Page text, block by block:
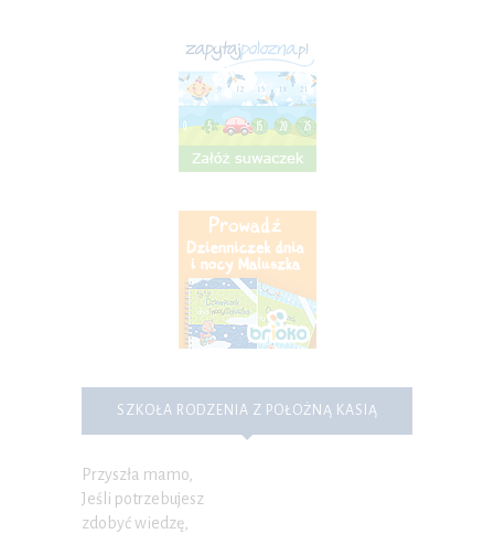
SZKOŁA RODZENIA Z POŁOŻNĄ KASIĄ
Przyszła mamo,
Jeśli potrzebujesz
zdobyć wiedzę,